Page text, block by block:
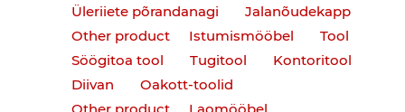
Üleriiete põrandanagi
Jalanõudekapp
Other product
Istumismööbel
Tool
Söögitoa tool
Tugitool
Kontoritool
Diivan
Oakott-toolid